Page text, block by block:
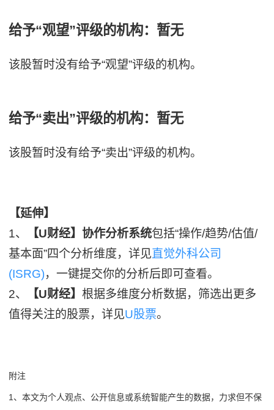
给予“观望”评级的机构：暂无
该股暂时没有给予“观望”评级的机构。
给予“卖出”评级的机构：暂无
该股暂时没有给予“卖出”评级的机构。
【延伸】
1、
【U财经】协作分析系统包括“操作/趋势/估值/
基本面”四个分析维度，详见直觉外科公司
(ISRG)，一键提交你的分析后即可查看。
2、
【U财经】根据多维度分析数据，筛选出更多
值得关注的股票，详见U股票。
附注
1、本文为个人观点、公开信息或系统智能产生的数据，力求但不保